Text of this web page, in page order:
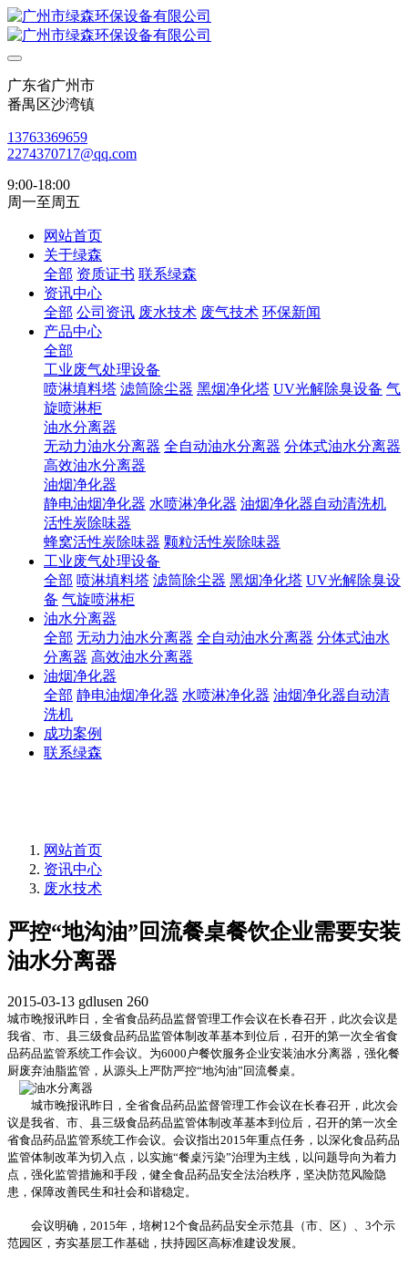
广东省广州市
番禺区沙湾镇
13763369659
2274370717@qq.com
9:00-18:00
周一至周五
网站首页
关于绿森
全部 资质证书 联系绿森
资讯中心
全部 公司资讯 废水技术 废气技术 环保新闻
产品中心
全部
工业废气处理设备
喷淋填料塔 滤筒除尘器 黑烟净化塔 UV光解除臭设备 气
旋喷淋柜
油水分离器
无动力油水分离器 全自动油水分离器 分体式油水分离器
高效油水分离器
油烟净化器
静电油烟净化器 水喷淋净化器 油烟净化器自动清洗机
活性炭除味器
蜂窝活性炭除味器 颗粒活性炭除味器
工业废气处理设备
全部 喷淋填料塔 滤筒除尘器 黑烟净化塔 UV光解除臭设
备 气旋喷淋柜
油水分离器
全部 无动力油水分离器 全自动油水分离器 分体式油水
分离器 高效油水分离器
油烟净化器
全部 静电油烟净化器 水喷淋净化器 油烟净化器自动清
洗机
成功案例
联系绿森
网站首页
资讯中心
废水技术
严控“地沟油”回流餐桌餐饮企业需要安装
油水分离器
2015-03-13 gdlusen 260
城市晚报讯昨日，全省食品药品监督管理工作会议在长春召开，此次会议是
我省、市、县三级食品药品监管体制改革基本到位后，召开的第一次全省食
品药品监管系统工作会议。为6000户餐饮服务企业安装油水分离器，强化餐
厨废弃油脂监管，从源头上严防严控“地沟油”回流餐桌。
城市晚报讯昨日，全省食品药品监督管理工作会议在长春召开，此次会
议是我省、市、县三级食品药品监管体制改革基本到位后，召开的第一次全
省食品药品监管系统工作会议。会议指出2015年重点任务，以深化食品药品
监管体制改革为切入点，以实施“餐桌污染”治理为主线，以问题导向为着力
点，强化监管措施和手段，健全食品药品安全法治秩序，坚决防范风险隐
患，保障改善民生和社会和谐稳定。
会议明确，2015年，培树12个食品药品安全示范县（市、区）、3个示
范园区，夯实基层工作基础，扶持园区高标准建设发展。